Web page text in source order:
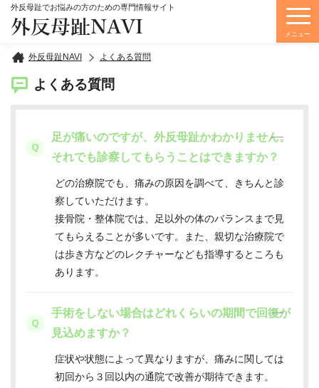
外反母趾でお悩みの方のための専門情報サイト
外反母趾NAVI
外反母趾NAVI よくある質問
よくある質問
足が痛いのですが、外反母趾かわかりません。
それでも診察してもらうことはできますか？
どの治療院でも、痛みの原因を調べて、きちんと診
察していただけます。
接骨院・整体院では、足以外の体のバランスまで見
てもらえることが多いです。また、親切な治療院で
は歩き方などのレクチャーなども指導するところも
あります。
手術をしない場合はどれくらいの期間で回復が
見込めますか？
症状や状態によって異なりますが、痛みに関しては
初回から３回以内の通院で改善が期待できます。
メニュー